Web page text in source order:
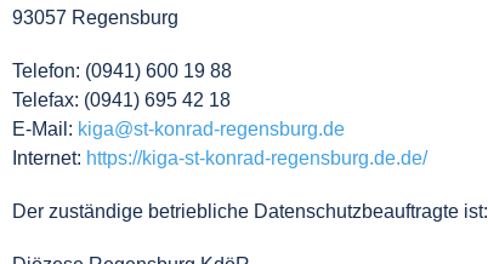
93057 Regensburg
Telefon: (0941) 600 19 88
Telefax: (0941) 695 42 18
E-Mail: kiga@st-konrad-regensburg.de
Internet: https://kiga-st-konrad-regensburg.de.de/
Der zuständige betriebliche Datenschutzbeauftragte ist: